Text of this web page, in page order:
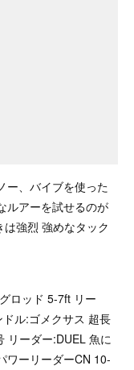
ー、バイブを使った
ルアーを試せるのが
強烈 強めなタック
ロッド 5-7ft リー
ル:ゴメクサス 超長
リーダー:DUEL 魚に
ワーリーダーCN 10-